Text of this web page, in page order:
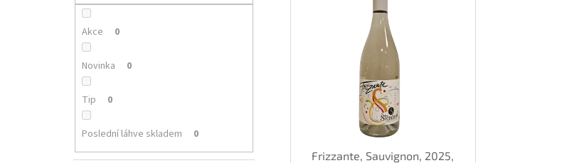
Akce 0
Novinka 0
Tip 0
Poslední láhve skladem 0
Frizzante, Sauvignon, 2025,